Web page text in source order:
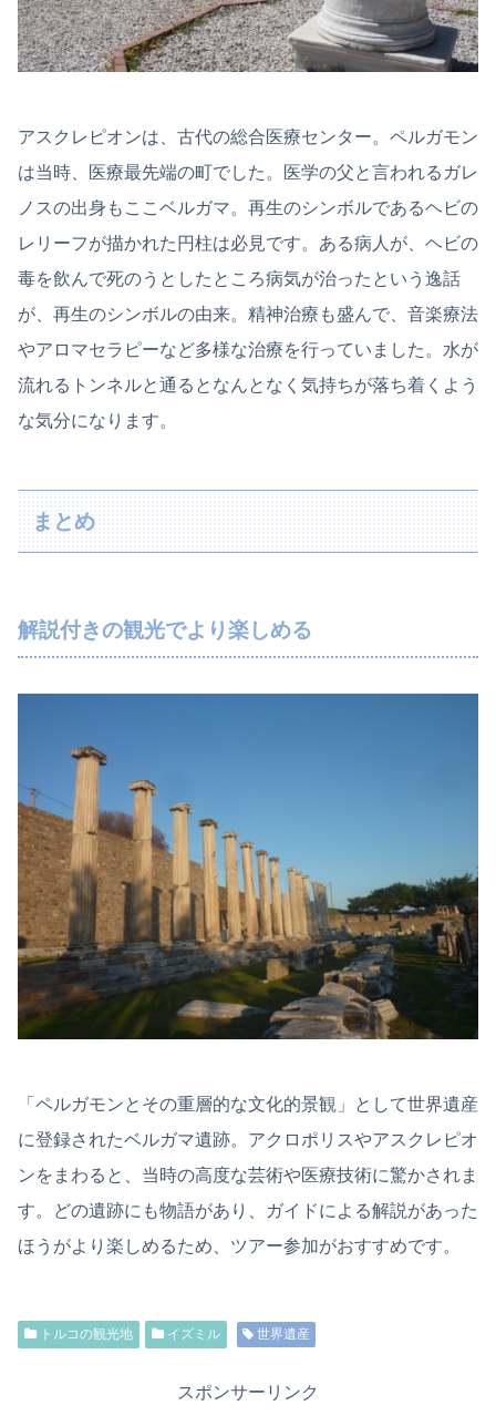
アスクレピオンは、古代の総合医療センター。ペルガモン
は当時、医療最先端の町でした。医学の父と言われるガレ
ノスの出身もここベルガマ。再生のシンボルであるヘビの
レリーフが描かれた円柱は必見です。ある病人が、ヘビの
毒を飲んで死のうとしたところ病気が治ったという逸話
が、再生のシンボルの由来。精神治療も盛んで、音楽療法
やアロマセラピーなど多様な治療を行っていました。水が
流れるトンネルと通るとなんとなく気持ちが落ち着くよう
な気分になります。
まとめ
解説付きの観光でより楽しめる
「ペルガモンとその重層的な文化的景観」として世界遺産
に登録されたベルガマ遺跡。アクロポリスやアスクレピオ
ンをまわると、当時の高度な芸術や医療技術に驚かされま
す。どの遺跡にも物語があり、ガイドによる解説があった
ほうがより楽しめるため、ツアー参加がおすすめです。
トルコの観光地 イズミル 世界遺産
スポンサーリンク